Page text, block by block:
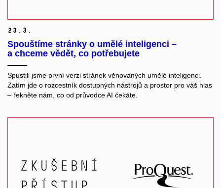
23. 3.
Spouštíme stránky o umělé inteligenci –
a chceme vědět, co potřebujete
Spustili jsme první verzi stránek věnovaných umělé inteligenci.
Zatím jde o rozcestník dostupných nástrojů a prostor pro váš hlas
– řekněte nám, co od průvodce AI čekáte.